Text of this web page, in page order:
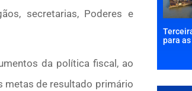
secretarias, Poderes e
da política fiscal, ao
metas de resultado primário
para as